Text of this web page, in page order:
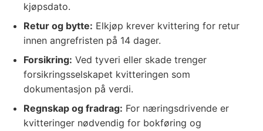
kjøpsdato.
Retur og bytte: Elkjøp krever kvittering for retur
innen angrefristen på 14 dager.
Forsikring: Ved tyveri eller skade trenger
forsikringsselskapet kvitteringen som
dokumentasjon på verdi.
Regnskap og fradrag: For næringsdrivende er
kvitteringer nødvendig for bokføring og